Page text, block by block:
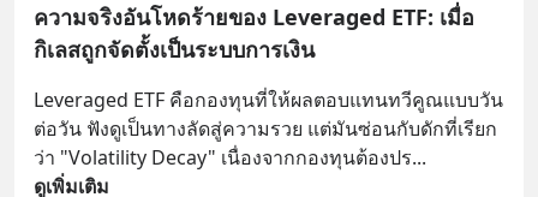
ความจริงอันโหดร้ายของ Leveraged ETF: เมื่อ
กิเลสถูกจัดตั้งเป็นระบบการเงิน
Leveraged ETF คือกองทุนที่ให้ผลตอบแทนทวีคูณแบบวัน
ต่อวัน ฟังดูเป็นทางลัดสู่ความรวย แต่มันซ่อนกับดักที่เรียก
ว่า "Volatility Decay" เนื่องจากกองทุนต้องปร...
ดูเพิ่มเติม